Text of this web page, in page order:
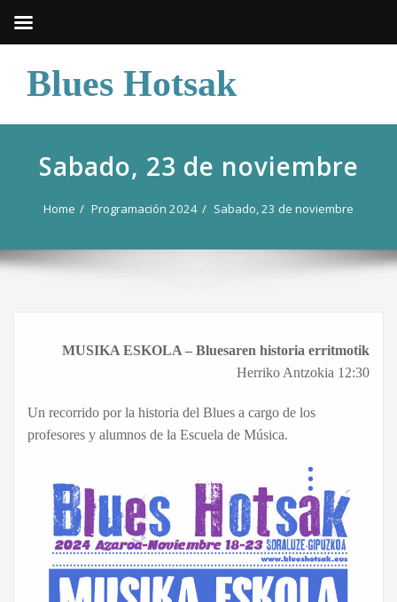
contentBlues Hotsak
Sabado, 23 de noviembre
Home Programación 2024 Sabado, 23 de noviembre
MUSIKA ESKOLA – Bluesaren historia erritmotik
Herriko Antzokia 12:30
Un recorrido por la historia del Blues a cargo de los
profesores y alumnos de la Escuela de Música.